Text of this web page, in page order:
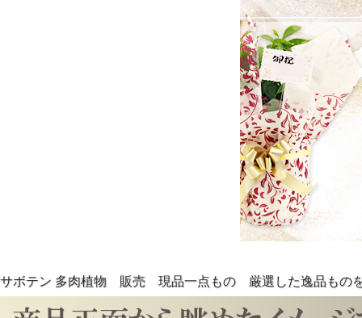
サボテン 多肉植物 販売 現品一点もの 厳選した逸品もの